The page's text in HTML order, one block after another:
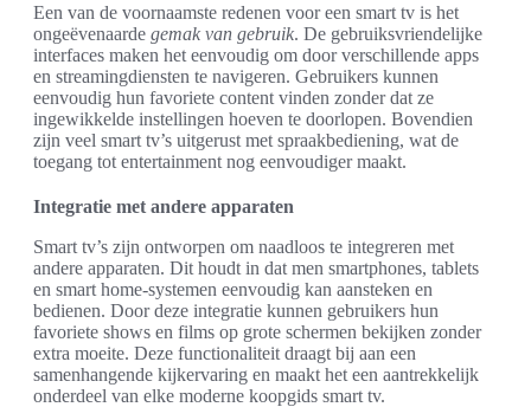
Een van de voornaamste redenen voor een smart tv is het
ongeëvenaarde gemak van gebruik. De gebruiksvriendelijke
interfaces maken het eenvoudig om door verschillende apps
en streamingdiensten te navigeren. Gebruikers kunnen
eenvoudig hun favoriete content vinden zonder dat ze
ingewikkelde instellingen hoeven te doorlopen. Bovendien
zijn veel smart tv’s uitgerust met spraakbediening, wat de
toegang tot entertainment nog eenvoudiger maakt.
Integratie met andere apparaten
Smart tv’s zijn ontworpen om naadloos te integreren met
andere apparaten. Dit houdt in dat men smartphones, tablets
en smart home-systemen eenvoudig kan aansteken en
bedienen. Door deze integratie kunnen gebruikers hun
favoriete shows en films op grote schermen bekijken zonder
extra moeite. Deze functionaliteit draagt bij aan een
samenhangende kijkervaring en maakt het een aantrekkelijk
onderdeel van elke moderne koopgids smart tv.